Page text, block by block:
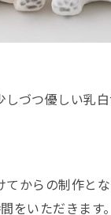
づつ優しい乳
てからの制作と
をいただきます